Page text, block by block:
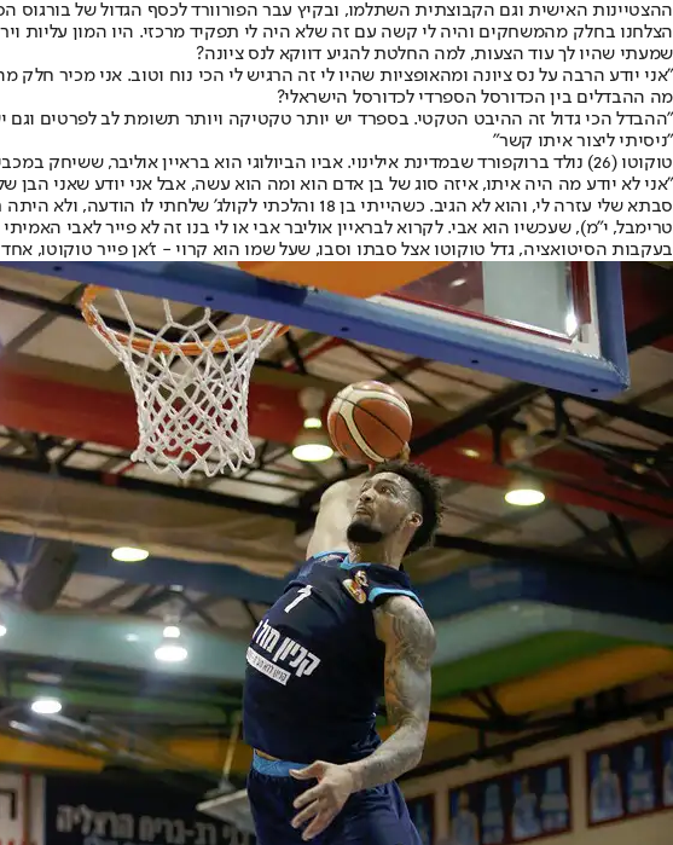
ההצטיינות האישית וגם הקבוצתית השתלמו, ובקיץ עבר הפורוורד לכסף הגדול של
הצלחנו בחלק מהמשחקים והיה לי קשה עם זה שלא היה לי תפקיד מרכזי. היו המון עליות
שמעתי שהיו לך עוד הצעות, למה החלטת להגיע דווקא לנס ציונה?
"אני יודע הרבה על נס ציונה ומהאופציות שהיו לי זה הרגיש לי הכי נוח וטוב. אני מכיר
מה ההבדלים בין הכדורסל הספרדי לכדורסל הישראלי?
"ההבדל הכי גדול זה ההיבט הטקטי. בספרד יש יותר טקטיקה ויותר תשומת לב לפרטים
"ניסיתי ליצור איתו קשר"
טוקוטו (26) נולד ברוקפורד שבמדינת אילינוי. אביו הביולוגי הוא בראיין אוליבר, ששיחק במכבי ראשל"צ ב־1995/6 וגם עבר כמה עונות באן.בי.אי, אך השניים לא בקשר מאז שג'יי פי היה ילד קטן.
סבתא שלי עזרה לי, והוא לא הגיב. כשהייתי בן 18
טרימבל, י"מ), שעכשיו הוא אבי. לקרוא לבראיין אוליבר אבי או לי בנו זה לא פייר לאבי
בעקבות הסיטואציה, גדל טוקוטו אצל סבתו וסבו, שעל שמו הוא קרוי - ז'אן פייר טוקוטו, אחד הקשרים המצטיינים בכדורגל